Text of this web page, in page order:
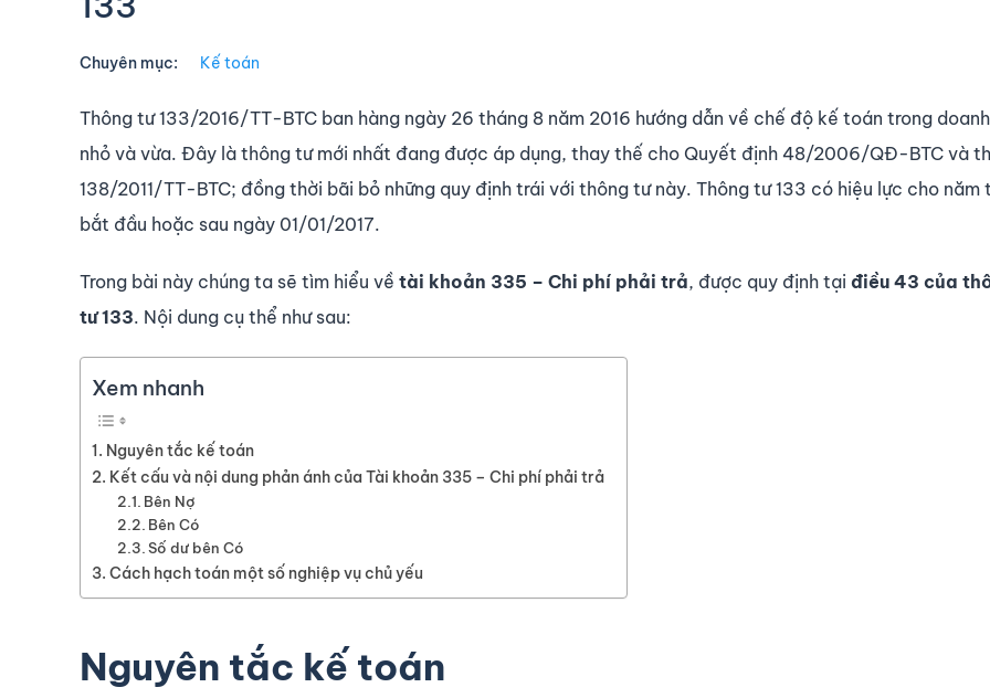
Chuyên mục: Kế toán
Thông tư 133/2016/TT-BTC ban hàng ngày 26 tháng 8 năm 2016 hướng dẫn về chế độ kế toán trong
nhỏ và vừa. Đây là thông tư mới nhất đang được áp dụng, thay thế cho Quyết định 48/2006/QĐ-BTC và
138/2011/TT-BTC; đồng thời bãi bỏ những quy định trái với thông tư này. Thông tư 133 có hiệu lực cho năm
bắt đầu hoặc sau ngày 01/01/2017.
Trong bài này chúng ta sẽ tìm hiểu về tài khoản 335 – Chi phí phải trả, được quy định tại điều 43 của th
tư133. Nội dung cụ thể như sau:
Xem nhanh
Nguyên tắc kế toán
Kết cấu và nội dung phản ánh của Tài khoản 335 – Chi phí phải trả
Bên Nợ
Bên Có
Số dư bên Có
Cách hạch toán một số nghiệp vụ chủ yếu
Nguyên tắc kế toán